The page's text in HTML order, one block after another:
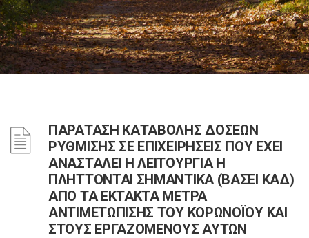
ΠΑΡΑΤΑΣΗ ΚΑΤΑΒΟΛΗΣ ΔΟΣΕΩΝ
ΡΥΘΜΙΣΗΣ ΣΕ ΕΠΙΧΕΙΡΗΣΕΙΣ ΠΟΥ ΕΧΕΙ
ΑΝΑΣΤΑΛΕΙ Η ΛΕΙΤΟΥΡΓΙΑ Η
ΠΛΗΤΤΟΝΤΑΙ ΣΗΜΑΝΤΙΚΑ (ΒΑΣΕΙ ΚΑΔ)
ΑΠΟ ΤΑ ΕΚΤΑΚΤΑ ΜΕΤΡΑ
ΑΝΤΙΜΕΤΩΠΙΣΗΣ ΤΟΥ ΚΟΡΩΝΟΪΟΥ ΚΑΙ
ΣΤΟΥΣ ΕΡΓΑΖΟΜΕΝΟΥΣ ΑΥΤΩΝ